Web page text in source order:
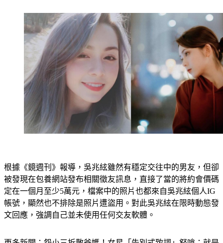
根據《鏡週刊》報導，吳兆絃雖然有穩定交往中的男友，但卻
被發現在包養網站發布相關徵友訊息，直接了當的將約會價碼
定在一個月至少5萬元，檔案中的照片也都來自吳兆絃個人IG
帳號，顯然也不排除是照片遭盜用。對此吳兆絃在限時動態發
文回應，強調自己並未使用任何交友軟體。